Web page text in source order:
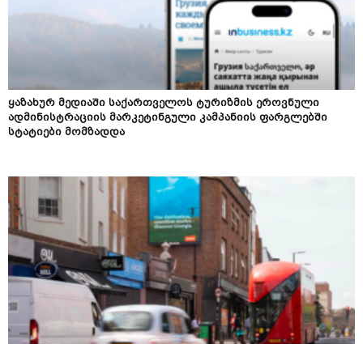
ყაზახურ მედიაში საქართველოს ტურიზმის ეროვნული
ადმინისტრაციის მარკეტინგული კამპანიის ფარგლებში
სტატიები მომზადდა